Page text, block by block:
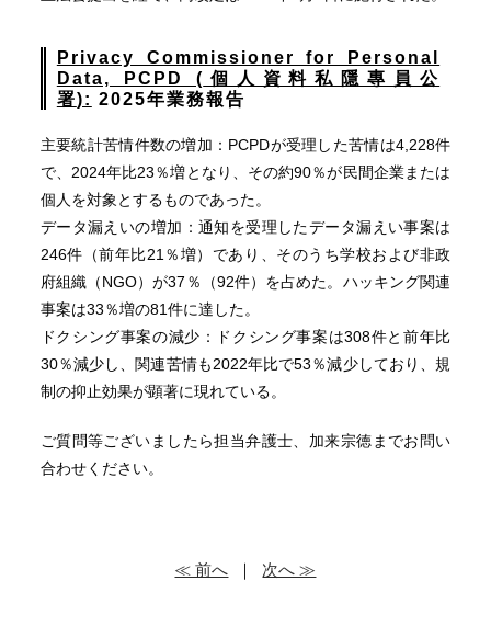
Privacy Commissioner for Personal
Data, PCPD ( 個人資料私隱專員公
署): 2025年業務報告
主要統計苦情件数の増加：PCPDが受理した苦情は4,228件
で、2024年比23％増となり、その約90％が民間企業または
個人を対象とするものであった。
データ漏えいの増加：通知を受理したデータ漏えい事案は
246件（前年比21％増）であり、そのうち学校および非政
府組織（NGO）が37％（92件）を占めた。ハッキング関連
事案は33％増の81件に達した。
ドクシング事案の減少：ドクシング事案は308件と前年比
30％減少し、関連苦情も2022年比で53％減少しており、規
制の抑止効果が顕著に現れている。
ご質問等ございましたら担当弁護士、加来宗徳までお問い
合わせください。
≪ 前へ ｜ 次へ ≫